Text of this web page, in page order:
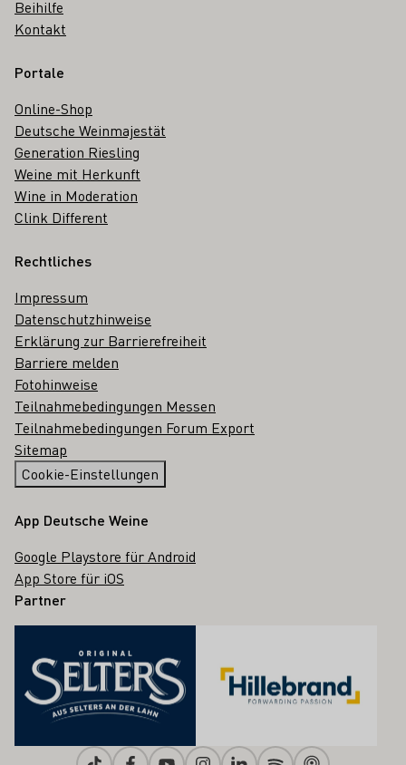
Beihilfe
Kontakt
Portale
Online-Shop
Deutsche Weinmajestät
Generation Riesling
Weine mit Herkunft
Wine in Moderation
Clink Different
Rechtliches
Impressum
Datenschutzhinweise
Erklärung zur Barrierefreiheit
Barriere melden
Fotohinweise
Teilnahmebedingungen Messen
Teilnahmebedingungen Forum Export
Sitemap
Cookie-Einstellungen
App Deutsche Weine
Google Playstore für Android
App Store für iOS
Partner